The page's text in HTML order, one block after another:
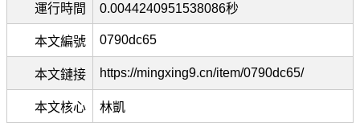
運行時間 0.0044240951538086秒
本文編號 0790dc65
本文鏈接 https://mingxing9.cn/item/0790dc65/
本文核心 林凱